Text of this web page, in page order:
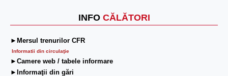
INFO CĂLĂTORI
►Mersul trenurilor CFR
Informatii din circulaţie
►Camere web / tabele informare
►Informaţii din gări